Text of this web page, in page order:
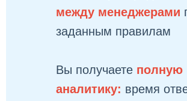
между менеджерами
заданным правилам
Вы получаете полную
аналитику: время